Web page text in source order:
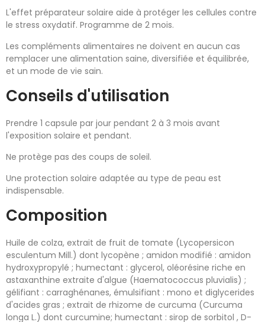
L'effet préparateur solaire aide à protéger les cellules contre
le stress oxydatif. Programme de 2 mois.
Les compléments alimentaires ne doivent en aucun cas
remplacer une alimentation saine, diversifiée et équilibrée,
et un mode de vie sain.
Conseils d'utilisation
Prendre 1 capsule par jour pendant 2 à 3 mois avant
l'exposition solaire et pendant.
Ne protège pas des coups de soleil.
Une protection solaire adaptée au type de peau est
indispensable.
Composition
Huile de colza, extrait de fruit de tomate (Lycopersicon
esculentum Mill.) dont lycopène ; amidon modifié : amidon
hydroxypropylé ; humectant : glycerol, oléorésine riche en
astaxanthine extraite d'algue (Haematococcus pluvialis) ;
gélifiant : carraghénanes, émulsifiant : mono et diglycerides
d'acides gras ; extrait de rhizome de curcuma (Curcuma
longa L.) dont curcumine; humectant : sirop de sorbitol , D-